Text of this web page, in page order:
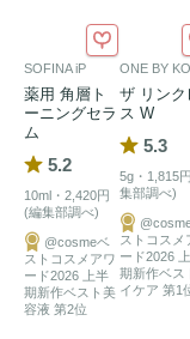
SOFINA iP
薬用 角層ト
ーニングセラ
ム
5.2
10ml・2,420円
(編集部調べ)
@cosmeベ
ストコスメアワ
ード2026 上半
期新作ベスト美
容液 第2位
ONE BY
ザ リンク
ス W
5.3
5g・1,815
集部調べ)
ストコスメ
ード2026
期新作ベス
イケア 第1